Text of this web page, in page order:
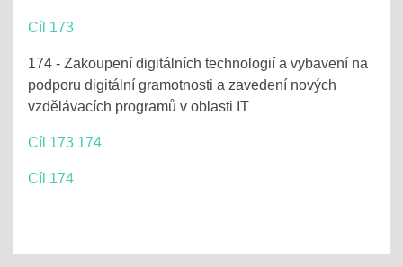
Cíl 173
174 - Zakoupení digitálních technologií a vybavení na
podporu digitální gramotnosti a zavedení nových
vzdělávacích programů v oblasti IT
Cíl 173 174
Cíl 174